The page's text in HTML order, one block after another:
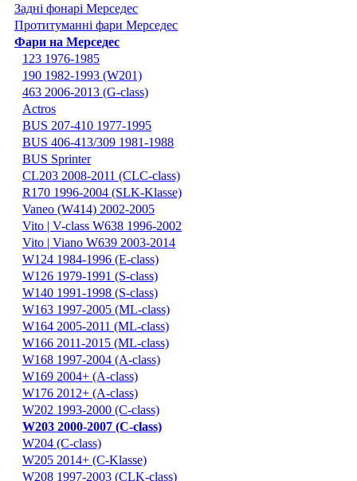
Задні фонарі Мерседес
Протитуманні фари Мерседес
Фари на Мерседес
123 1976-1985
190 1982-1993 (W201)
463 2006-2013 (G-class)
Actros
BUS 207-410 1977-1995
BUS 406-413/309 1981-1988
BUS Sprinter
CL203 2008-2011 (CLC-class)
R170 1996-2004 (SLK-Klasse)
Vaneo (W414) 2002-2005
Vito | V-class W638 1996-2002
Vito | Viano W639 2003-2014
W124 1984-1996 (E-class)
W126 1979-1991 (S-class)
W140 1991-1998 (S-class)
W163 1997-2005 (ML-class)
W164 2005-2011 (ML-class)
W166 2011-2015 (ML-class)
W168 1997-2004 (A-class)
W169 2004+ (A-class)
W176 2012+ (A-class)
W202 1993-2000 (C-class)
W203 2000-2007 (C-class)
W204 (C-class)
W205 2014+ (C-Klasse)
W208 1997-2003 (CLK-class)